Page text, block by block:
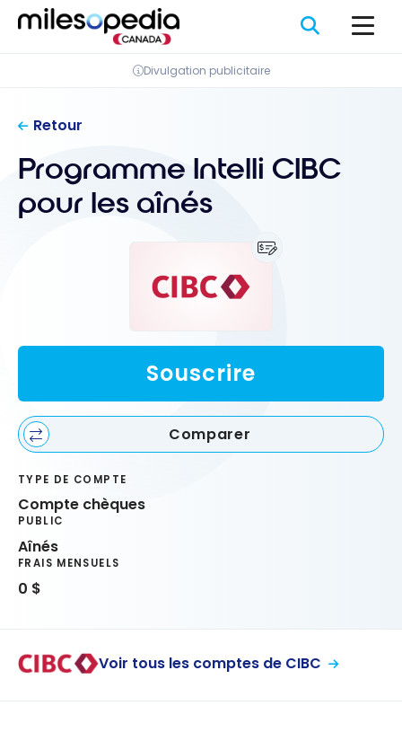
Panneau de gestion des cookies
Passer
Divulgation publicitaire
Retour
Programme Intelli CIBC
pour les aînés
Souscrire
Comparer
TYPE DE COMPTE
Compte chèques
PUBLIC
Aînés
FRAIS MENSUELS
0 $
Voir tous les comptes de CIBC